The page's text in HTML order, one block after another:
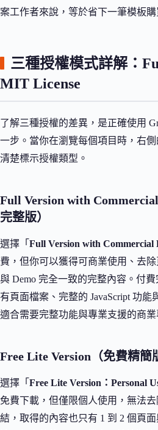
案工作者來說，等於省下一筆模板購
三種授權模式詳解：
MIT License
了解三種授權的差異，是正確使用
一步。當你在瀏覽每個項目時，右
清楚標示授權類型。
Full Version with
完整版）
選擇「 Full Version with Commercial
費，但你可以獲得可商業使用、去除
與 Demo 完全一致的完整內容。付
有頁面檔案、完整的 JavaScript 功能
適合需要完整功能與專業支援的商業
Free Lite Version（免費精簡
選擇「 Free Lite Version：Personal
免費下載，但僅限個人使用，無法去
結，取得的內容也只有 1 到 2 個頁